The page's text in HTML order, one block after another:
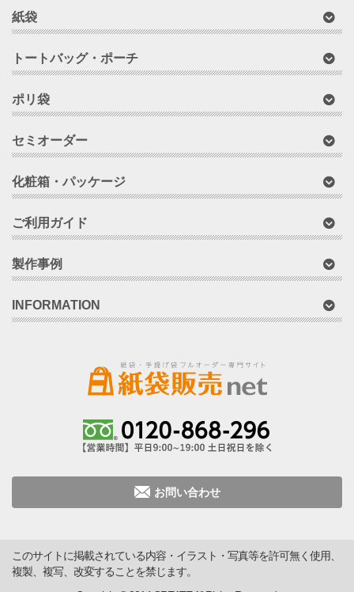
紙袋
トートバッグ・ポーチ
ポリ袋
セミオーダー
化粧箱・パッケージ
ご利用ガイド
製作事例
INFORMATION
お問い合わせ
このサイトに掲載されている内容・イラスト・写真等を許可無く使用、
複製、複写、改変することを禁じます。